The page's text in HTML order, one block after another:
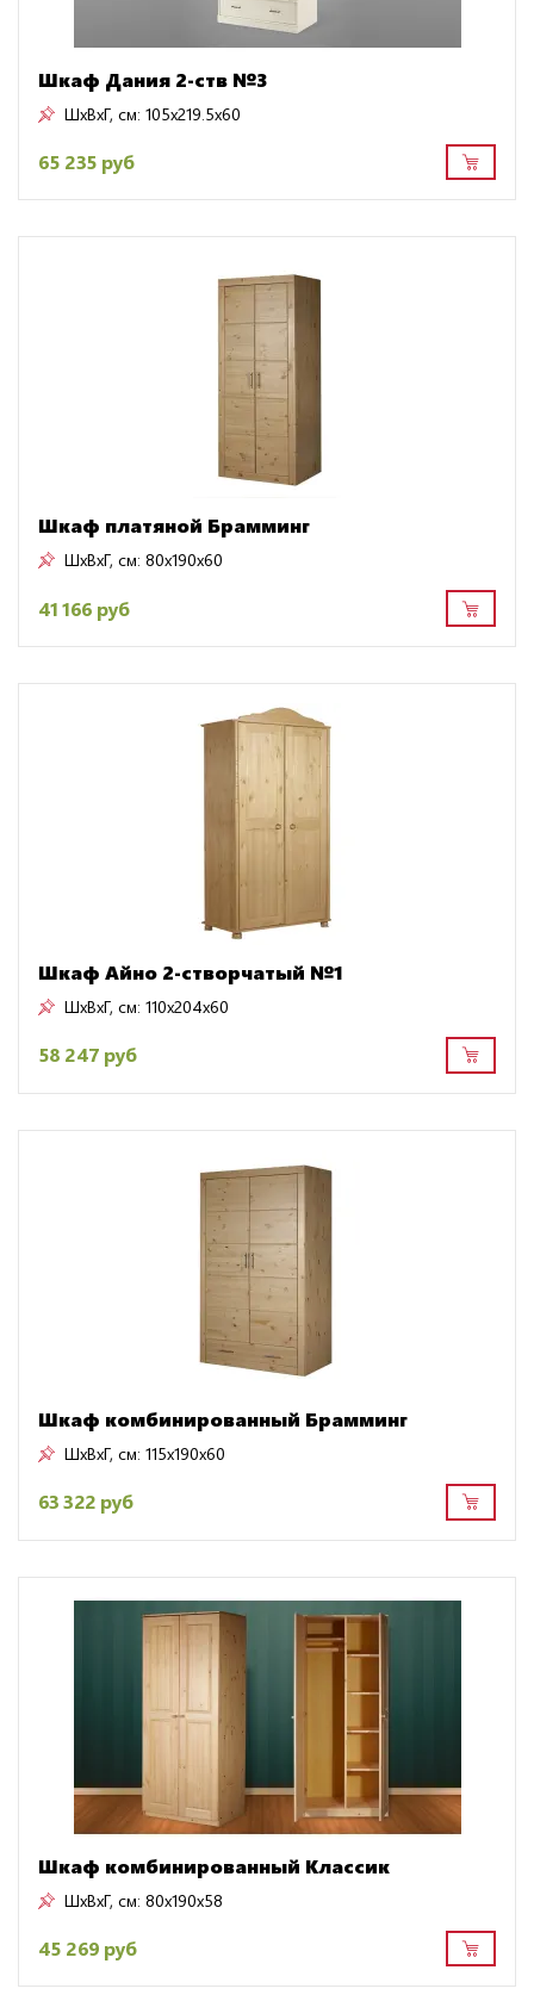
Шкаф Дания 2-ств №3
ШxВxГ, см: 105x219.5x60
65 235 руб
Шкаф платяной Брамминг
ШxВxГ, см: 80x190x60
41 166 руб
Шкаф Айно 2-створчатый №1
ШxВxГ, см: 110x204x60
58 247 руб
Шкаф комбинированный Брамминг
ШxВxГ, см: 115x190x60
63 322 руб
Шкаф комбинированный Классик
ШxВxГ, см: 80x190x58
45 269 руб